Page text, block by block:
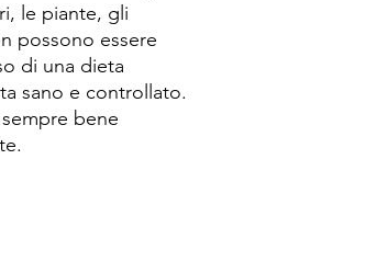
le piante, gli
possono essere
di una dieta
sano e controllato.
bene